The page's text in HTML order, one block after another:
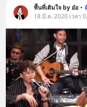
ของใครสักคนที่เรา
ตัว พอลองมานั่งนึก
งานเค้าทุกงาน . คำว่าติ่งมันจึงไม่จำกัด
อายุ เพราะมันคือค
ตกหลุมรักได้จนถึง
นี้แล้ว หรืออาจจะ
หว่า555
พื้นที่เติมใจ by อ๋อ •
18 มี.ค. 2020 เวลา